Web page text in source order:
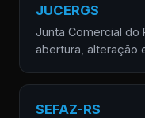
JUCERGS
Junta Comercial do
abertura, alteração
SEFAZ-RS